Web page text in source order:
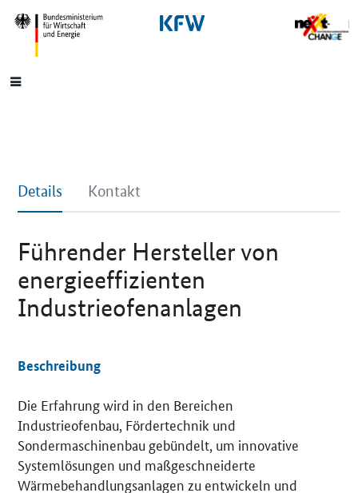
SrOnlyNavigation
Hauptmenü
Details Kontakt
Führender Hersteller von
energieeffizienten
Industrieofenanlagen
Details
Beschreibung
Die Erfahrung wird in den Bereichen
Industrieofenbau, Fördertechnik und
Sondermaschinenbau gebündelt, um innovative
Systemlösungen und maßgeschneiderte
Wärmebehandlungsanlagen zu entwickeln und